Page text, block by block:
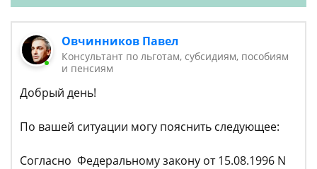
Овчинников Павел
Консультант по льготам, субсидиям, пособиям
и пенсиям
Добрый день!
По вашей ситуации могу пояснить следующее:
Согласно Федеральному закону от 15.08.1996 N